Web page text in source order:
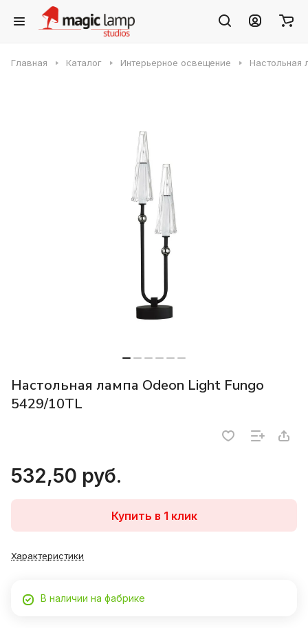
Главная Каталог Интерьерное освещение Настольная
Настольная лампа Odeon Light Fungo
5429/10TL
532,50 руб.
Купить в 1 клик
Характеристики
В наличии на фабрике